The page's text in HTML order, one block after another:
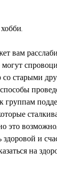
вам
старыми
группам
это
и
на